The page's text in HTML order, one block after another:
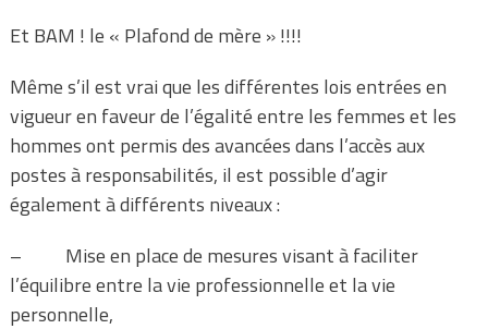
Et BAM ! le « Plafond de mère » !!!!
Même s’il est vrai que les différentes lois entrées en
vigueur en faveur de l’égalité entre les femmes et les
hommes ont permis des avancées dans l’accès aux
postes à responsabilités, il est possible d’agir
également à différents niveaux :
– Mise en place de mesures visant à faciliter
l’équilibre entre la vie professionnelle et la vie
personnelle,